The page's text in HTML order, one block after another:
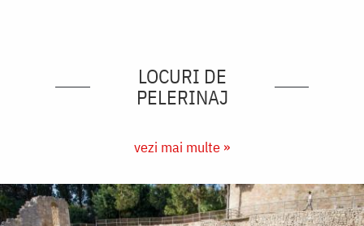
LOCURI DE
PELERINAJ
vezi mai multe »